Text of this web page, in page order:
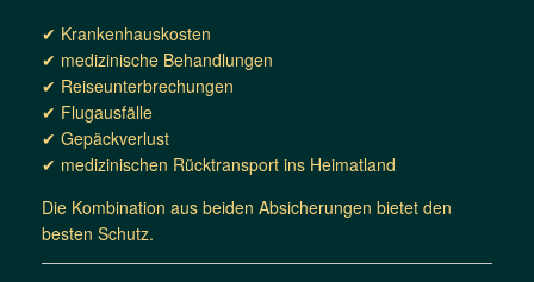
✔ Krankenhauskosten
✔ medizinische Behandlungen
✔ Reiseunterbrechungen
✔ Flugausfälle
✔ Gepäckverlust
✔ medizinischen Rücktransport ins Heimatland
Die Kombination aus beiden Absicherungen bietet den
besten Schutz.